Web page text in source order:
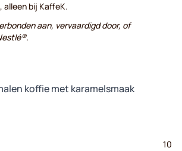
alleen bij KaffeK.
aan, vervaardigd door, of
koffie met karamelsmaak
10